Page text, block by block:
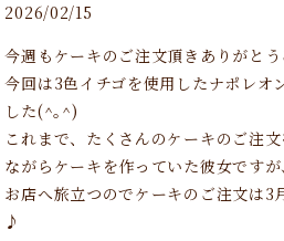
2026/02/15
今週もケーキのご注文頂きありがとう
今回は3色イチゴを使用したナポレオ
した(^｡^)
これまで、たくさんのケーキのご注
ながらケーキを作っていた彼女です
お店へ旅立つのでケーキのご注文は3
♪